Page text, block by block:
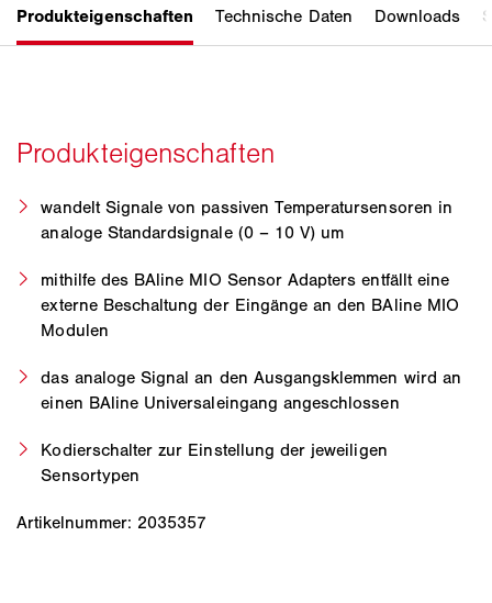
wandelt Signale von passiven Temperatursensoren in
analoge Standardsignale (0 – 10 V) um
mithilfe des BAline MIO Sensor Adapters entfällt eine
externe Beschaltung der Eingänge an den BAline MIO
Modulen
das analoge Signal an den Ausgangsklemmen wird an
einen BAline Universaleingang angeschlossen
Kodierschalter zur Einstellung der jeweiligen
Sensortypen
Artikelnummer: 2035357